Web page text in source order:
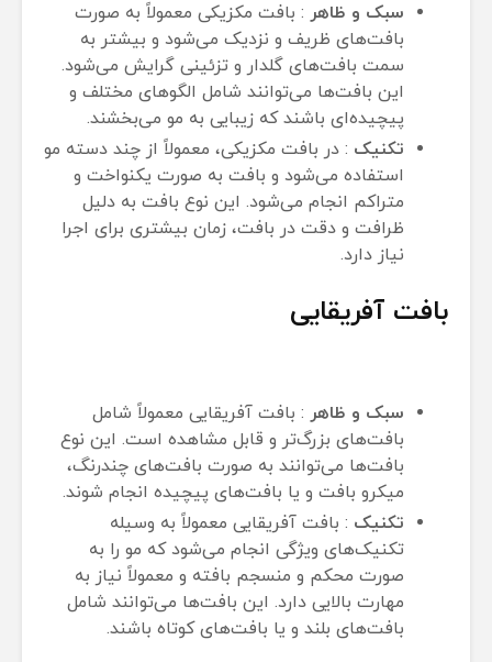
سبک و ظاهر : بافت مکزیکی معمولاً به صورت
بافت‌های ظریف و نزدیک می‌شود و بیشتر به
سمت بافت‌های گلدار و تزئینی گرایش می‌شود.
این بافت‌ها می‌توانند شامل الگوهای مختلف و
پیچیده‌ای باشند که زیبایی به مو می‌بخشند.
تکنیک : در بافت مکزیکی، معمولاً از چند دسته مو
استفاده می‌شود و بافت به صورت یکنواخت و
متراکم انجام می‌شود. این نوع بافت به دلیل
ظرافت و دقت در بافت، زمان بیشتری برای اجرا
نیاز دارد.
بافت آفریقایی
سبک و ظاهر : بافت آفریقایی معمولاً شامل
بافت‌های بزرگ‌تر و قابل مشاهده است. این نوع
بافت‌ها می‌توانند به صورت بافت‌های چندرنگ،
میکرو بافت و یا بافت‌های پیچیده انجام شوند.
تکنیک : بافت آفریقایی معمولاً به وسیله
تکنیک‌های ویژگی انجام می‌شود که مو را به
صورت محکم و منسجم بافته و معمولاً نیاز به
مهارت بالایی دارد. این بافت‌ها می‌توانند شامل
بافت‌های بلند و یا بافت‌های کوتاه باشند.